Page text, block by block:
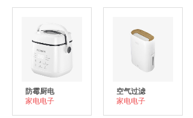
防霉厨电
家电电子
空气过滤
家电电子